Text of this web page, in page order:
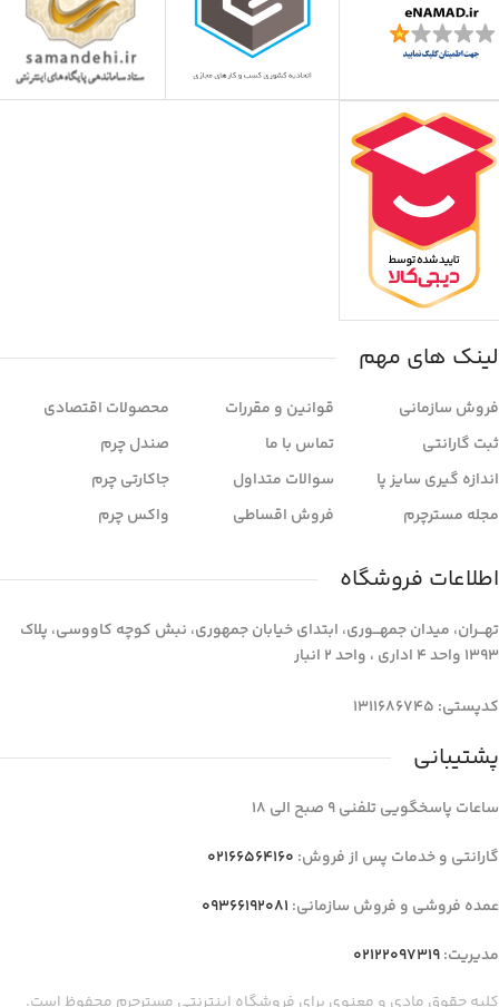
لینک های مهم
فروش سازمانی
ثبت گارانتی
اندازه گیری سایز پا
مجله مسترچرم
قوانین و مقررات
تماس با ما
سوالات متداول
فروش اقساطی
محصولات اقتصادی
صندل چرم
جاکارتی چرم
واکس چرم
اطلاعات فروشگاه
تهـــران، میدان جمهـــوری، ابتدای خیابان جمهوری، نبش کوچه کاووسی، پلاک
1393 واحد 4 اداری ، واحد 2 انبار
کدپستی: 1311686745
پشتیبانی
ساعات پاسخگویی تلفنی 9 صبح الی 18
گارانتی و خدمات پس از فروش: 02166564160
عمده فروشی و فروش سازمانی: 09366192081
مدیریت:02122097319